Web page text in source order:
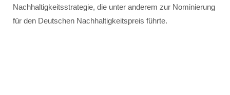
Nachhaltigkeitsstrategie, die unter anderem zur Nominierung
für den Deutschen Nachhaltigkeitspreis führte.